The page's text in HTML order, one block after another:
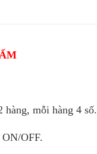
mỗi hàng 4 số.
OFF.